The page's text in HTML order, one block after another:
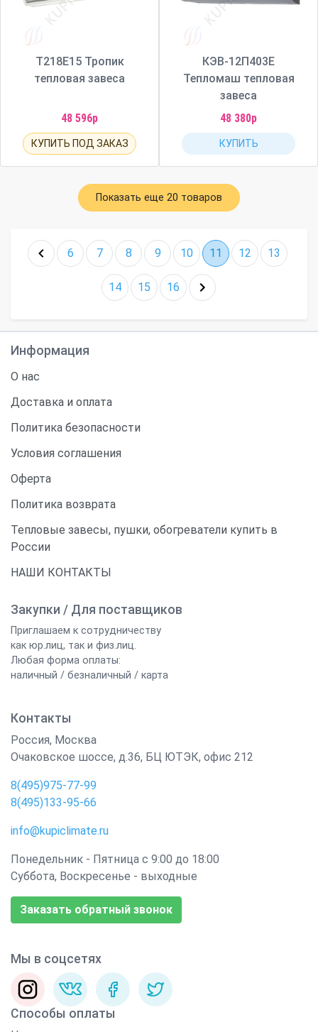
Т218Е15 Тропик
тепловая завеса
48 596р
КУПИТЬ ПОД ЗАКАЗ
КЭВ-12П403Е
Тепломаш тепловая
завеса
48 380р
КУПИТЬ
Показать еще 20 товаров
6 7 8 9 10 11 12 13
14 15 16
Информация
О нас
Доставка и оплата
Политика безопасности
Условия соглашения
Оферта
Политика возврата
Тепловые завесы, пушки, обогреватели купить в
России
НАШИ КОНТАКТЫ
Закупки / Для поставщиков
Приглашаем к сотрудничеству
как юр.лиц, так и физ.лиц.
Любая форма оплаты:
наличный / безналичный / карта
Контакты
Россия, Москва
Очаковское шоссе, д.36, БЦ ЮТЭК, офис 212
8(495)975-77-99
8(495)133-95-66
info@kupiclimate.ru
Понедельник - Пятница с 9:00 до 18:00
Суббота, Воскресенье - выходные
Заказать обратный звонок
Мы в соцсетях
Способы оплаты